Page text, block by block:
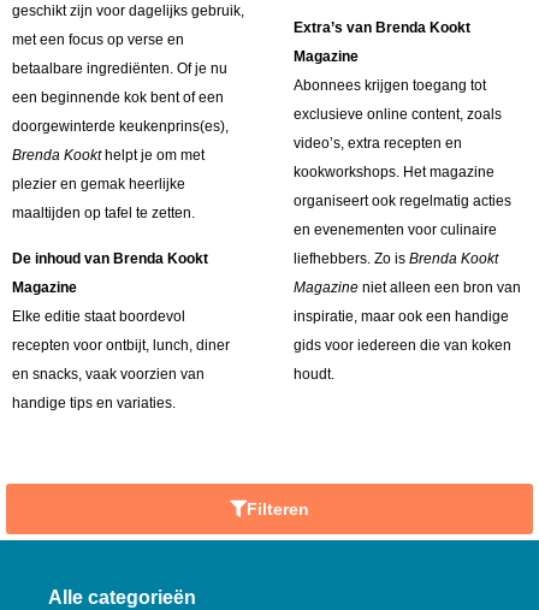
geschikt zijn voor dagelijks gebruik,
met een focus op verse en
betaalbare ingrediënten. Of je nu
een beginnende kok bent of een
doorgewinterde keukenprins(es),
Brenda Kookthelpt je om met
plezier en gemak heerlijke
maaltijden op tafel te zetten.
De inhoud van Brenda Kookt
Magazine
Elke editie staat boordevol
recepten voor ontbijt, lunch, diner
en snacks, vaak voorzien van
handige tips en variaties.
Extra’s van Brenda Kookt
Magazine
Abonnees krijgen toegang tot
exclusieve online content, zoals
video’s, extra recepten en
kookworkshops. Het magazine
organiseert ook regelmatig acties
en evenementen voor culinaire
liefhebbers. Zo is Brenda Kookt
Magazine niet alleen een bron van
inspiratie, maar ook een handige
gids voor iedereen die van koken
houdt.
Filteren
Alle categorieën